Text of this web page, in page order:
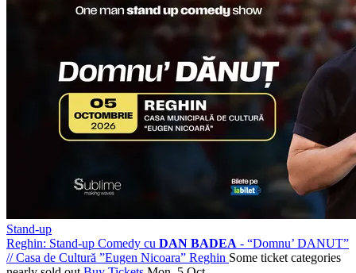
Stand-up
Reghin: Stand-up Comedy cu DAN BADEA - “Domnu’ DANUT”
//Casa de Cultură ”Eugen Nicoara” Reghin Some ticket categories